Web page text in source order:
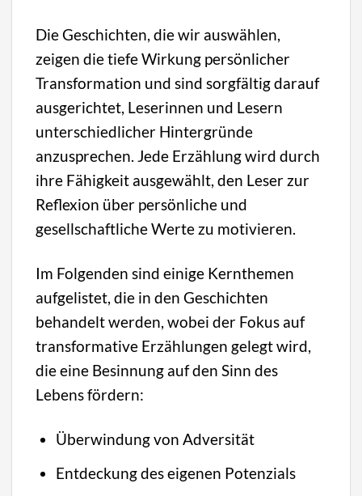
Die Geschichten, die wir auswählen,
zeigen die tiefe Wirkung persönlicher
Transformation und sind sorgfältig darauf
ausgerichtet, Leserinnen und Lesern
unterschiedlicher Hintergründe
anzusprechen. Jede Erzählung wird durch
ihre Fähigkeit ausgewählt, den Leser zur
Reflexion über persönliche und
gesellschaftliche Werte zu motivieren.
Im Folgenden sind einige Kernthemen
aufgelistet, die in den Geschichten
behandelt werden, wobei der Fokus auf
transformative Erzählungen gelegt wird,
die eine Besinnung auf den Sinn des
Lebens fördern:
Überwindung von Adversität
Entdeckung des eigenen Potenzials